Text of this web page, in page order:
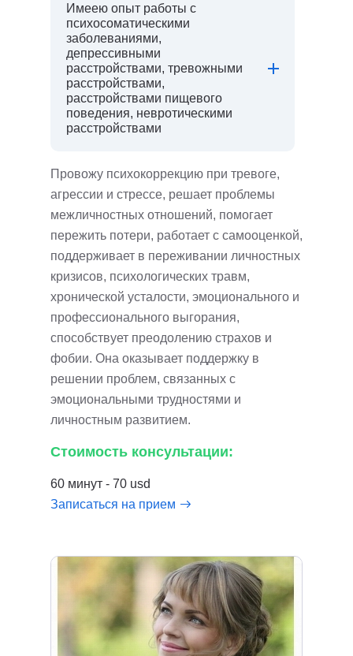
Имеею опыт работы с
психосоматическими
заболеваниями,
депрессивными
расстройствами, тревожными
расстройствами,
расстройствами пищевого
поведения, невротическими
расстройствами
Провожу психокоррекцию при тревоге,
агрессии и стрессе, решает проблемы
межличностных отношений, помогает
пережить потери, работает с самооценкой,
поддерживает в переживании личностных
кризисов, психологических травм,
хронической усталости, эмоционального и
профессионального выгорания,
способствует преодолению страхов и
фобии. Она оказывает поддержку в
решении проблем, связанных с
эмоциональными трудностями и
личностным развитием.
Стоимость консультации:
60 минут - 70 usd
Записаться на прием